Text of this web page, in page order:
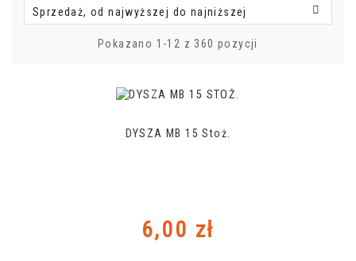
Sprzedaż, od najwyższej do najniższej 
Pokazano 1-12 z 360 pozycji
DYSZA MB 15 Stoż.
Cena
6,00 zł